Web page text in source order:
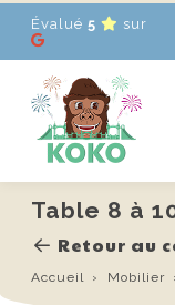
Évalué 5 sur
Table 8 à
Retour au
Accueil Mobilier
ACCUEIL
LOCATIONS
ACTUALITÉS
CONTACT
FR-EN-